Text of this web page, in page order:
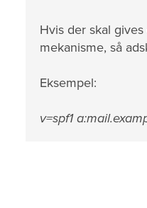
Hvis der skal
mekanisme, så
Eksempel:
v=spf1